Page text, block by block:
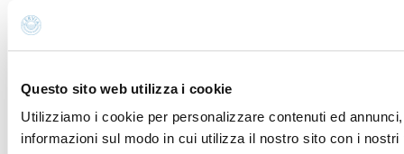
Questo sito web utilizza i cookie
Utilizziamo i cookie per personalizzare contenuti ed
informazioni sul modo in cui utilizza il nostro sito con i